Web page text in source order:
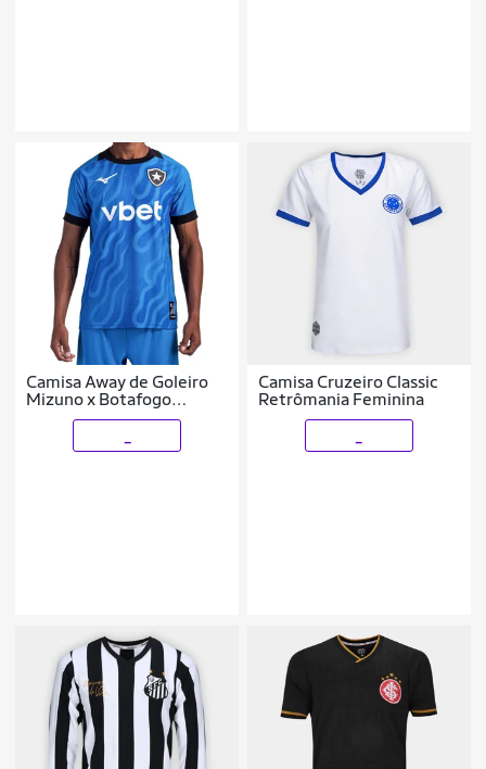
Camisa Away de Goleiro
Mizuno x Botafogo
Masculina
Camisa Cruzeiro Classic
Retrômania Feminina